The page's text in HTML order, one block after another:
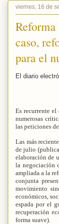
viernes, 16 de
caso,
para el
El diario
Es recurrente
numerosas
las peticiones
Las más
de julio
elaboración de
la negociación
ampliada a la
conjunta
movimiento
económicos,
espada por el
recuperación
forma suave).